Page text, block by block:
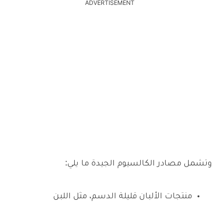
ADVERTISEMENT
وتشمل مصادر الكالسيوم الجيدة ما يلي:
منتجات الألبان قليلة الدسم، مثل اللبن